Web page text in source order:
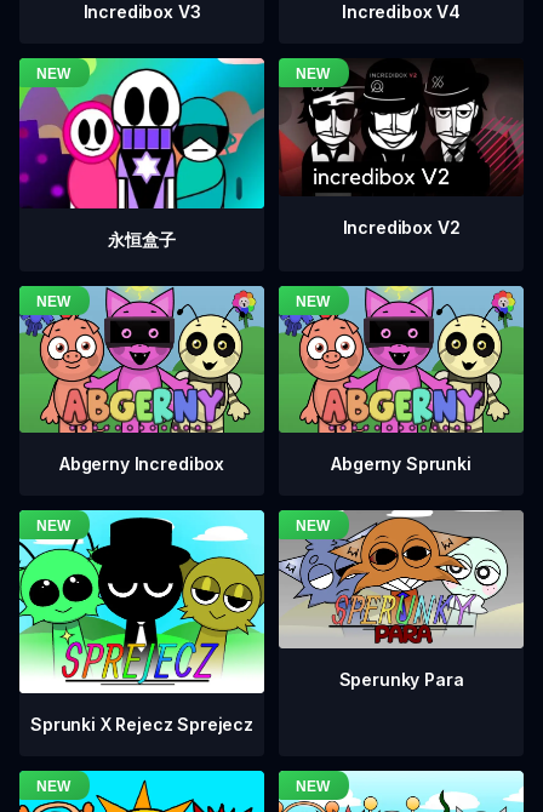
Incredibox V3 Incredibox V4
永恒盒子
Incredibox V2
Abgerny Incredibox Abgerny Sprunki
Sprunki X Rejecz Sprejecz
Sperunky Para